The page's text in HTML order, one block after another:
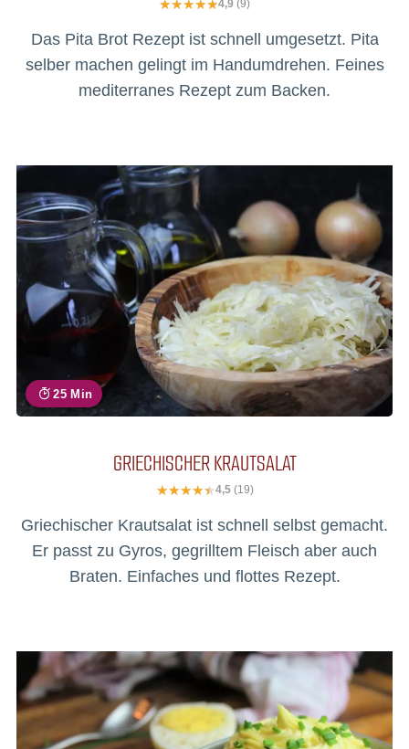
4,9 (9)
Das Pita Brot Rezept ist schnell umgesetzt. Pita
selber machen gelingt im Handumdrehen. Feines
mediterranes Rezept zum Backen.
25 Min
GRIECHISCHER KRAUTSALAT
4,5 (19)
Griechischer Krautsalat ist schnell selbst gemacht.
Er passt zu Gyros, gegrilltem Fleisch aber auch
Braten. Einfaches und flottes Rezept.